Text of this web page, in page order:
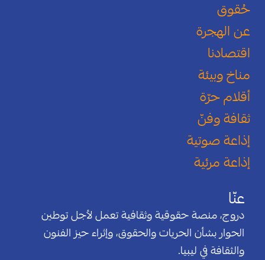
حُقوق
عن الهجرة
اقتصادنا
مناخ وبيئة
أقلام حرّة
ثقافة وفنّ
إذاعة صوتية
إذاعة مرئية
عنّا
دروج، منصة حقوقية وثقافية تعمل لأجل توطين
الحوار بشأن الحريات والحقوق، وإثراء حيز الفنون
والثقافة في ليبيا.